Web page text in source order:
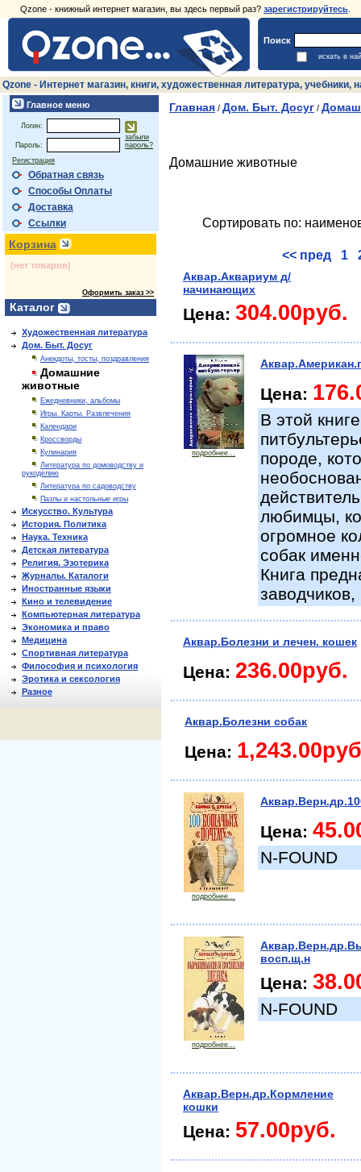
Qzone - книжный интернет магазин, вы здесь первый раз? зарегистрируйтесь
Поиск
искать в
Qzone - Интернет магазин, книги, художественная литература,
Главное меню
Логин:
Пароль:
забыли
пароль?
Регистрация
Обратная связь
Способы Оплаты
Доставка
Ссылки
Корзина
(нет товаров)
Оформить заказ >>
Каталог
Художественная литература
Дом. Быт. Досуг
Анекдоты, тосты, поздравления
Домашние
животные
Ежедневники, альбомы
Игры. Карты. Развлечения
Календари
Кроссворды
Кулинария
Литература по домоводству и
рукоделию
Литература по садоводству
Пазлы и настольные игры
Искусство. Культура
История. Политика
Наука. Техника
Детская литература
Религия. Эзотерика
Журналы. Каталоги
Иностранные языки
Кино и телевидение
Компьютерная литература
Экономика и право
Медицина
Спортивная литература
Философия и психология
Эротика и сексология
Разное
Главная / Дом. Быт. Досуг /
Домашние животные
Сортировать по:
<< пред 1
Аквар.Аквариум д/
начинающих
Цена: 304.00руб.
подробнее...
Цена:
В этой
породе,
любимцы,
огромное
собак
Книга
Аквар.Болезни и лечен. кошек
Цена: 236.00руб.
Аквар.Болезни собак
Цена:
подробнее...
Цена:
N-FOUND
подробнее...
восп.щ.н
Цена:
N-FOUND
Аквар.Верн.др.Кормление
кошки
Цена: 57.00руб.